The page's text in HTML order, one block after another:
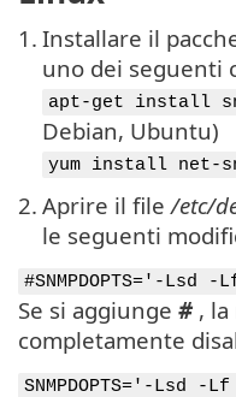
1. Installare il
uno dei seguenti
apt-get install
Debian, Ubuntu)
yum install net-
2. Aprire il file /etc/
le seguenti
#SNMPDOPTS='-
Se si aggiunge # ,
completamente
SNMPDOPTS='-